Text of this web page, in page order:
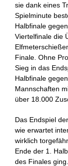
sie dank eines
Spielminute
Halbfinale
Viertelfinale die
Finale. Ohne
Sieg in das
Halbfinale
Mannschaften
über 18.000
Das Endspiel
wie erwartet
wirklich
Ende der 1.
des Finales